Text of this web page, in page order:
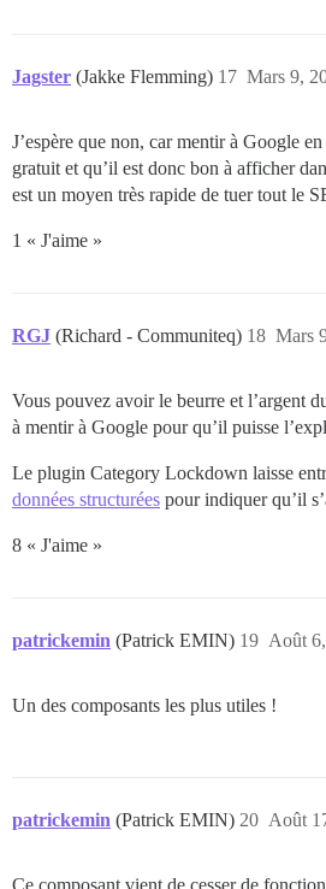
Jagster (Jakke Flemming) Mars 9,
17
J’espère que non, car mentir à Google
gratuit et qu’il est donc bon à afficher
est un moyen très rapide de tuer tout le
1 « J'aime »
RGJ (Richard - Communiteq) Mars
18
Vous pouvez avoir le beurre et l’argent
à mentir à Google pour qu’il puisse
Le plugin Category Lockdown laisse
données structurées pour indiquer qu’il
8 « J'aime »
patrickemin (Patrick EMIN) Août
19
Un des composants les plus utiles !
patrickemin (Patrick EMIN) Août
20
Ce composant vient de cesser de